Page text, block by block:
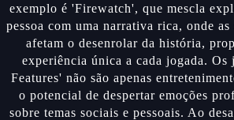
exemplo é 'Firewatch', que mescla
pessoa com uma narrativa rica, onde
afetam o desenrolar da história,
experiência única a cada jogada. Os
Features' não são apenas
o potencial de despertar emoções
sobre temas sociais e pessoais. Ao